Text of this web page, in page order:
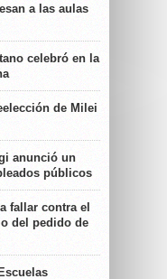
a las aulas
celebró en la
de Milei
anunció un
públicos
fallar contra el
del pedido de